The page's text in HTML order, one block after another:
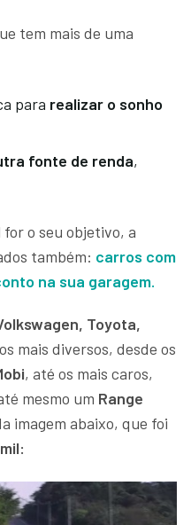
tem mais de uma
para realizar o sonho
fonte de renda,
o seu objetivo, a
também: carros com
na sua garagem.
Toyota,
mais diversos, desde os
, até os mais caros,
mesmo um Range
imagem abaixo, que foi